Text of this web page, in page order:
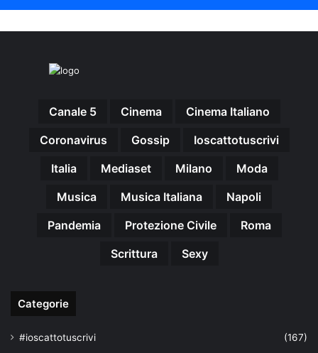
Canale 5 Cinema
Cinema Italiano
Coronavirus
Gossip
Ioscattotuscrivi
Italia
Mediaset Milano
Moda
Musica
Musica Italiana
Napoli
Pandemia
Protezione Civile
Roma
Scrittura
Sexy
Categorie
#ioscattotuscrivi
(167)